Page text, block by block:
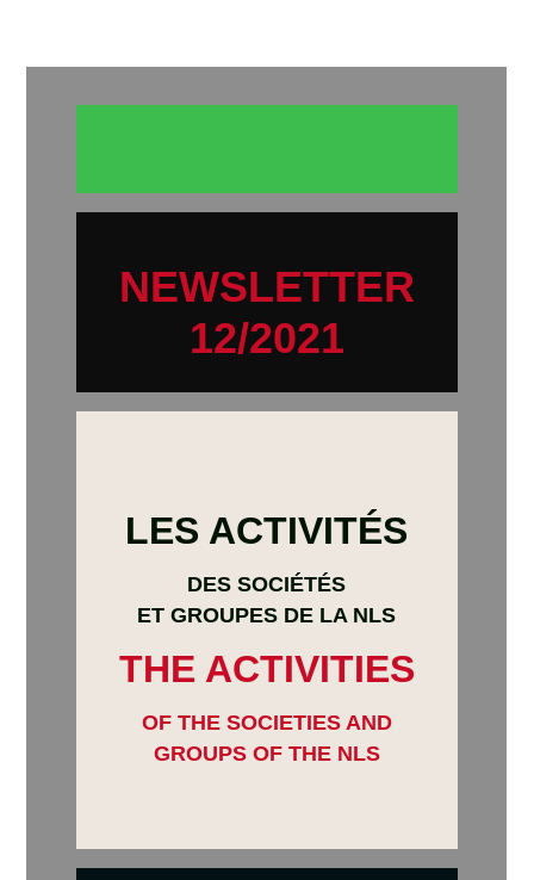
NEWSLETTER
12/2021
LES ACTIVITÉS
DES SOCIÉTÉS
ET GROUPES DE LA NLS
THE ACTIVITIES
OF THE SOCIETIES AND
GROUPS OF THE NLS